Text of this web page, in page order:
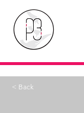
< Back